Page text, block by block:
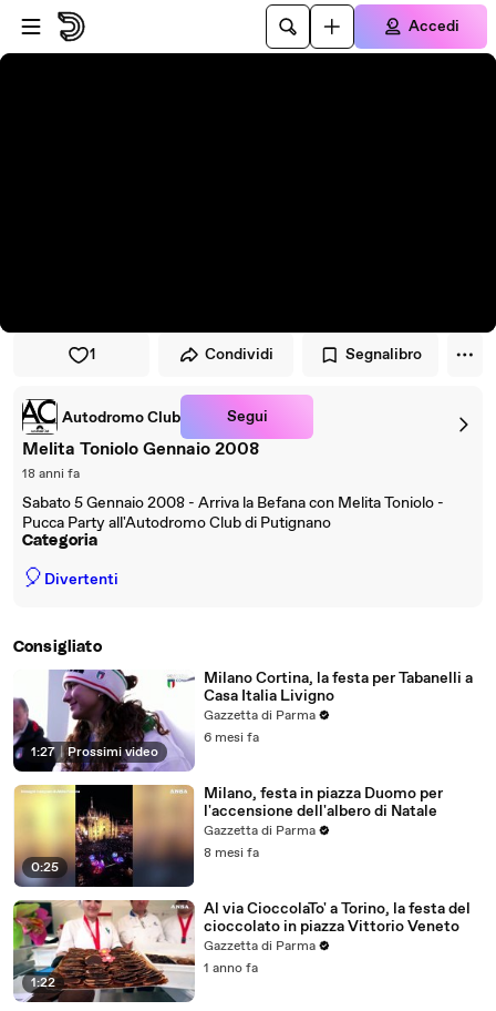
Vai al lettore
Passa al contenuto principale
Accedi
1 Condividi Segnalibro
Autodromo Club Segui
Melita Toniolo Gennaio 2008
18 anni fa
Sabato 5 Gennaio 2008 - Arriva la Befana con Melita Toniolo -
Pucca Party all'Autodromo Club di Putignano
Categoria
🎈 Divertenti
Consigliato
1:27 | Prossimi video
Milano Cortina, la festa per Tabanelli a
Casa Italia Livigno
Gazzetta di Parma
6 mesi fa
0:25
Milano, festa in piazza Duomo per
l'accensione dell'albero di Natale
Gazzetta di Parma
8 mesi fa
1:22
Al via CioccolaTo' a Torino, la festa del
cioccolato in piazza Vittorio Veneto
Gazzetta di Parma
1 anno fa